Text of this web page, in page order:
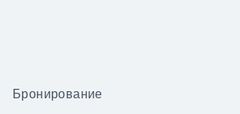
Бронирование